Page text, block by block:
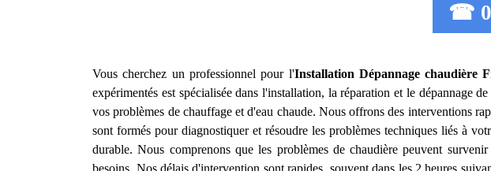
☎
Vous cherchez un professionnel pour l'Installation Dépannage chaudière
expérimentés est spécialisée dans l'installation, la réparation et le dépannage
vos problèmes de chauffage et d'eau chaude. Nous offrons des interventions
sont formés pour diagnostiquer et résoudre les problèmes techniques liés à
durable. Nous comprenons que les problèmes de chaudière peuvent
besoins. Nos délais d'intervention sont rapides, souvent dans les 2 heures